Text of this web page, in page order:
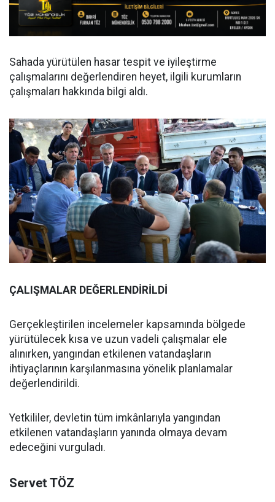
Sahada yürütülen hasar tespit ve iyileştirme
çalışmalarını değerlendiren heyet, ilgili kurumların
çalışmaları hakkında bilgi aldı.
ÇALIŞMALAR DEĞERLENDİRİLDİ
Gerçekleştirilen incelemeler kapsamında bölgede
yürütülecek kısa ve uzun vadeli çalışmalar ele
alınırken, yangından etkilenen vatandaşların
ihtiyaçlarının karşılanmasına yönelik planlamalar
değerlendirildi.
Yetkililer, devletin tüm imkânlarıyla yangından
etkilenen vatandaşların yanında olmaya devam
edeceğini vurguladı.
Servet TÖZ